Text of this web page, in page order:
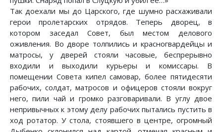
Так доехали мы до Царского, где шумно расхаживали
герои пролетарских отрядов. Теперь дворец, в
котором заседал Совет, был местом делового
оживления. Во дворе толпились и красногвардейцы и
матросы, у дверей стояли часовые, беспрерывно
входили и выходили курьеры и комиссары. В
помещении Совета кипел самовар, более пятидесяти
рабочих, солдат, матросов и офицеров стояли вокруг
него, пили чай и громко разговаривали. В углу двое
непривычных к этому делу рабочих пытались пустить в
ход ротатор. У стола, стоявшего в центре, огромный